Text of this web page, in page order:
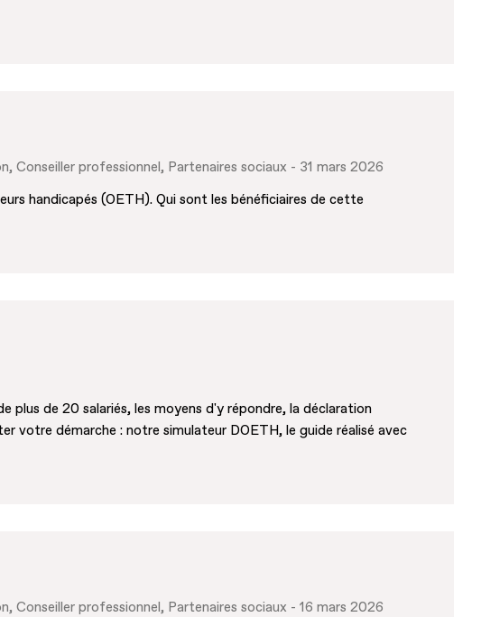
Conseiller professionnel Partenaires sociaux
31 mars 2026
handicapés (OETH). Qui sont les bénéficiaires de cette
plus de 20 salariés, les moyens d'y répondre, la déclaration
votre démarche : notre simulateur DOETH, le guide réalisé avec
Conseiller professionnel Partenaires sociaux
16 mars 2026